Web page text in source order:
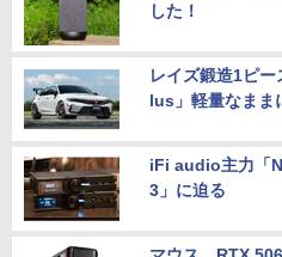
した！
レイズ鍛造1ピ
lus」軽量なまま
iFi audio主力「
3」に迫る